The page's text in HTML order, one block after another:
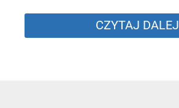
CZYTAJ DALEJ